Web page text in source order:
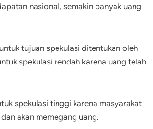
nasional, semakin banyak uang
tujuan spekulasi ditentukan oleh
spekulasi rendah karena uang telah
spekulasi tinggi karena masyarakat
akan memegang uang.